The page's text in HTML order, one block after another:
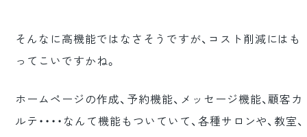
そんなに高機能ではなさそうですが、コスト削減にはも
ってこいですかね。
ホームページの作成、予約機能、メッセージ機能、顧客カ
ルテ・・・・なんて機能もついていて、各種サロンや、教室、